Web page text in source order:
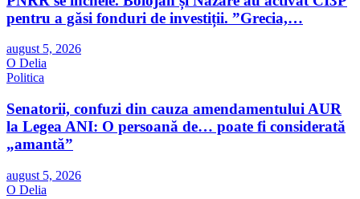
pentru a găsi fonduri de investiții. ”Grecia,…
august 5, 2026
O Delia
Politica
Senatorii, confuzi din cauza amendamentului AUR
la Legea ANI: O persoană de… poate fi considerată
„amantă”
august 5, 2026
O Delia